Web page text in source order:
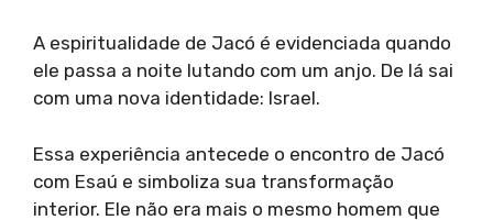
A espiritualidade de Jacó é evidenciada quando
ele passa a noite lutando com um anjo. De lá sai
com uma nova identidade: Israel.
Essa experiência antecede o encontro de Jacó
com Esaú e simboliza sua transformação
interior. Ele não era mais o mesmo homem que